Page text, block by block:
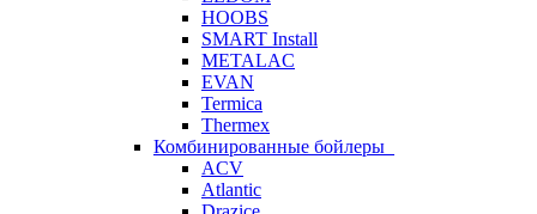
HOOBS
SMART Install
METALAC
EVAN
Termica
Thermex
Комбинированные бойлеры
ACV
Atlantic